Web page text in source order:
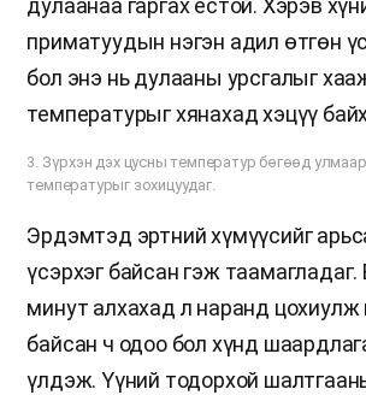
дулаанаа гаргах ёстой. Хэрэв
приматуудын нэгэн адил өтгөн
бол энэ нь дулааны урсгалыг
температурыг хянахад хэцүү
3. Зүрхэн дэх цусны температур бөгөөд
температурыг зохицуудаг.
Эрдэмтэд эртний хүмүүсийг
үсэрхэг байсан гэж
минут алхахад л наранд
байсан ч одоо бол хүнд
үлдэж. Үүний тодорхой